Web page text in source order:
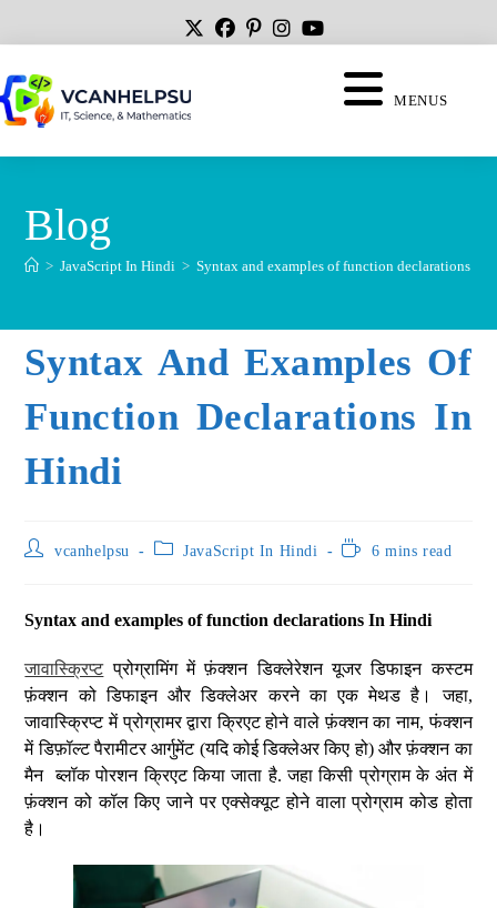
MENUS
Blog
> JavaScript In Hindi > Syntax and examples of function declarations In
Syntax And Examples Of
Function Declarations In
Hindi
vcanhelpsu JavaScript In Hindi 6 mins read
Syntax and examples of function declarations In Hindi
जावास्क्रिप्टप्रोग्रामिंग में फ़ंक्शन डिक्लेरेशन यूजर डिफाइन कस्टम
फ़ंक्शन को डिफाइन और डिक्लेअर करने का एक मेथड है। जहा,
जावास्क्रिप्ट में प्रोग्रामर द्वारा क्रिएट होने वाले फ़ंक्शन का नाम, फंक्शन
में डिफ़ॉल्ट पैरामीटर आर्गुमेंट (यदि कोई डिक्लेअर किए हो) और फ़ंक्शन का
मैन ब्लॉक पोरशन क्रिएट किया जाता है. जहा किसी प्रोग्राम के अंत में
फ़ंक्शन को कॉल किए जाने पर एक्सेक्यूट होने वाला प्रोग्राम कोड होता
है।